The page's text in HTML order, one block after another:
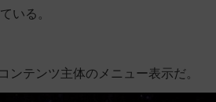
いる。
ンテンツ主体のメニュー表示だ。